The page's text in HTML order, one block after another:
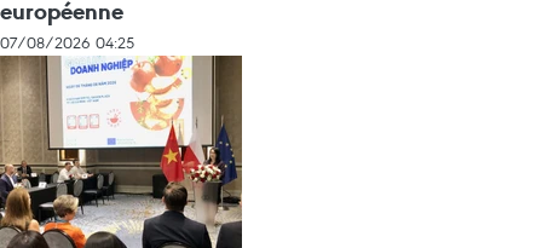
européenne
07/08/2026 04:25